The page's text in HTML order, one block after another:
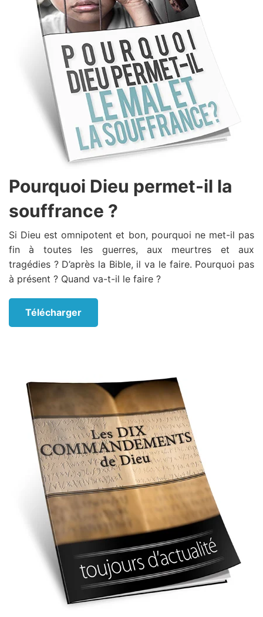
Pourquoi Dieu permet-il la
souffrance ?
Si Dieu est omnipotent et bon, pourquoi ne met-il pas
fin à toutes les guerres, aux meurtres et aux
tragédies ? D’après la Bible, il va le faire. Pourquoi pas
à présent ? Quand va-t-il le faire ?
Télécharger